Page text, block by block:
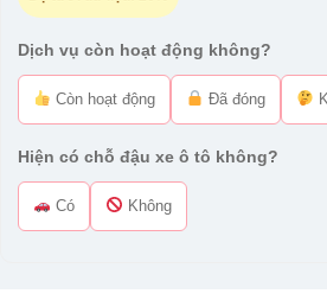
Dịch vụ còn hoạt động không?
Còn hoạt động Đã đóng
Hiện có chỗ đậu xe ô tô không?
Có Không